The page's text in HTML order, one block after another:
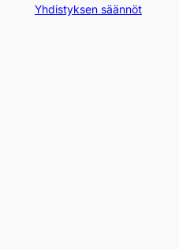
Yhdistyksen säännöt